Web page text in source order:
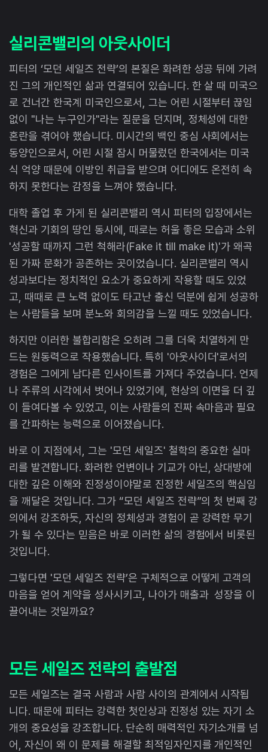
실리콘밸리의 아웃사이더
피터의 ‘모던 세일즈 전략’의 본질은 화려한 성공 뒤에 가려
진 그의 개인적인 삶과 연결되어 있습니다. 한 살 때 미국으
로 건너간 한국계 미국인으로서, 그는 어린 시절부터 끊임
없이 "나는 누구인가"라는 질문을 던지며, 정체성에 대한
혼란을 겪어야 했습니다. 미시간의 백인 중심 사회에서는
동양인으로서, 어린 시절 잠시 머물렀던 한국에서는 미국
식 억양 때문에 이방인 취급을 받으며 어디에도 온전히 속
하지 못한다는 감정을 느껴야 했습니다.
대학 졸업 후 가게 된 실리콘밸리 역시 피터의 입장에서는
혁신과 기회의 땅인 동시에, 때로는 허울 좋은 모습과 소위
'성공할 때까지 그런 척해라(Fake it till make it)'가 왜곡
된 가짜 문화가 공존하는 곳이었습니다. 실리콘밸리 역시
성과보다는 정치적인 요소가 중요하게 작용할 때도 있었
고, 때때로 큰 노력 없이도 타고난 출신 덕분에 쉽게 성공하
는 사람들을 보며 분노와 회의감을 느낄 때도 있었습니다.
하지만 이러한 불합리함은 오히려 그를 더욱 치열하게 만
드는 원동력으로 작용했습니다. 특히 '아웃사이더'로서의
경험은 그에게 남다른 인사이트를 가져다 주었습니다. 언제
나 주류의 시각에서 벗어나 있었기에, 현상의 이면을 더 깊
이 들여다볼 수 있었고, 이는 사람들의 진짜 속마음과 필요
를 간파하는 능력으로 이어졌습니다.
바로 이 지점에서, 그는 '모던 세일즈' 철학의 중요한 실마
리를 발견합니다. 화려한 언변이나 기교가 아닌, 상대방에
대한 깊은 이해와 진정성이야말로 진정한 세일즈의 핵심임
을 깨달은 것입니다. 그가 “모던 세일즈 전략”의 첫 번째 강
의에서 강조하듯, 자신의 정체성과 경험이 곧 강력한 무기
가 될 수 있다는 믿음은 바로 이러한 삶의 경험에서 비롯된
것입니다.
그렇다면 '모던 세일즈 전략’은 구체적으로 어떻게 고객의
마음을 얻어 계약을 성사시키고, 나아가 매출과 성장을 이
끌어내는 것일까요?
모든 세일즈 전략의 출발점
모든 세일즈는 결국 사람과 사람 사이의 관계에서 시작됩
니다. 때문에 피터는 강력한 첫인상과 진정성 있는 자기 소
개의 중요성을 강조합니다. 단순히 매력적인 자기소개를 넘
어, 자신이 왜 이 문제를 해결할 최적임자인지를 개인적인